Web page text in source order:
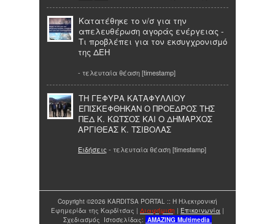
Κατατέθηκε το ν/σ για την
απελευθέρωση αγοράς ενέργειας -
Τι προβλέπει για τον εκσυγχρονισμό
της ΔΕΗ
- τελευταία θέαση [timestamp]
ΤΗ ΓΕΦΥΡΑ ΚΑΤΑΦΥΛΛΙΟΥ
ΕΠΙΣΚΕΦΘΗΚΑΝ Ο ΠΡΟΕΔΡΟΣ ΤΗΣ
ΠΕΔ Κ. ΚΩΤΣΟΣ ΚΑΙ Ο ΔΗΜΑΡΧΟΣ
ΑΡΓΙΘΕΑΣ Κ. ΤΣΙΒΟΛΑΣ
Ειδήσεις - τελευταία θέαση [timestamp]
Copyright ©2026 KARDITSA PORTAL :: Η Ηλεκτρονική
Εφημερίδα της Καρδίτσας | Διαφήμιση | Επικοινωνία |
Σχεδιασμός Ιστοσελίδας: AMAZING Multimedia